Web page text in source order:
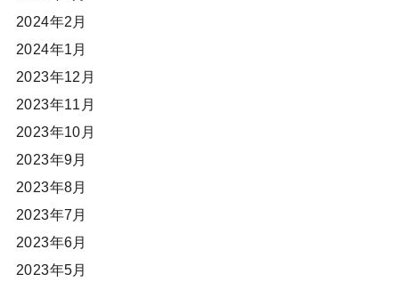
2024年2月
2024年1月
2023年12月
2023年11月
2023年10月
2023年9月
2023年8月
2023年7月
2023年6月
2023年5月